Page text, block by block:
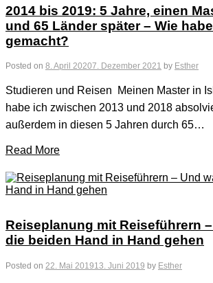
2014 bis 2019: 5 Jahre, einen
und 65 Länder später – Wie
gemacht?
Posted on 8. April 20207. Dezember 2021 by Esther
Studieren und Reisen Meinen Master in
habe ich zwischen 2013 und 2018
außerdem in diesen 5 Jahren durch 65…
Read More
Reiseplanung mit Reiseführern
die beiden Hand in Hand gehen
Posted on 22. Mai 201913. Juni 2019 by Esther